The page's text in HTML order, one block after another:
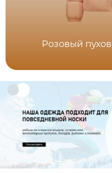
Розовый